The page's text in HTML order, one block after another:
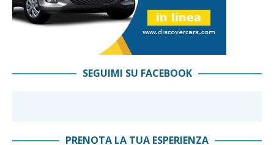
SEGUIMI SU FACEBOOK
PRENOTA LA TUA ESPERIENZA